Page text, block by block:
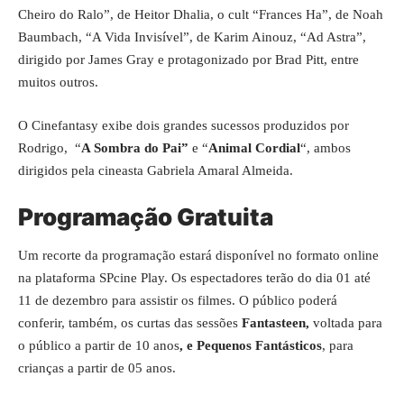
Cheiro do Ralo”, de Heitor Dhalia, o cult “Frances Ha”, de Noah
Baumbach, “A Vida Invisível”, de Karim Ainouz, “Ad Astra”,
dirigido por James Gray e protagonizado por Brad Pitt, entre
muitos outros.
O Cinefantasy exibe dois grandes sucessos produzidos por
Rodrigo, “A Sombra do Pai” e “Animal Cordial“, ambos
dirigidos pela cineasta Gabriela Amaral Almeida.
Programação Gratuita
Um recorte da programação estará disponível no formato online
na plataforma SPcine Play. Os espectadores terão do dia 01 até
11 de dezembro para assistir os filmes. O público poderá
conferir, também, os curtas das sessões Fantasteen, voltada para
o público a partir de 10 anos, e Pequenos Fantásticos, para
crianças a partir de 05 anos.